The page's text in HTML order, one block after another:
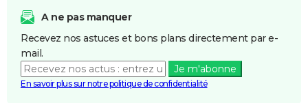
A ne pas manquer
Recevez nos astuces et bons plans directement par e-
mail.
Je m'abonne
En savoir plus sur notre politique de confidentialité